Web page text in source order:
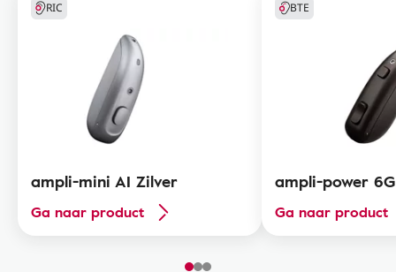
RIC
ampli-mini AI Zilver
Ga naar product
BTE
ampli-power 6G
Ga naar product